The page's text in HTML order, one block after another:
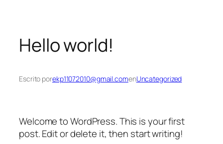
Hello world!
Escrito porekp11072010@gmail.comenUncategorized
Welcome to WordPress. This is your first
post. Edit or delete it, then start writing!